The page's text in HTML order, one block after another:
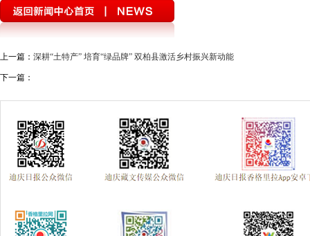
上一篇： 深耕“土特产” 培育“绿品牌” 双柏县激活乡村振兴新动能
下一篇：